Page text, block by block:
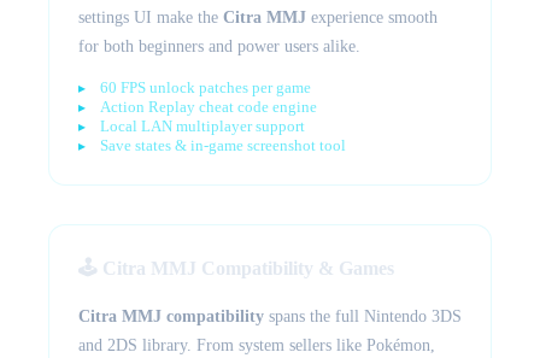
settings UI make the Citra MMJ experience smooth
for both beginners and power users alike.
60 FPS unlock patches per game
Action Replay cheat code engine
Local LAN multiplayer support
Save states & in-game screenshot tool
🕹️ Citra MMJ Compatibility & Games
Citra MMJ compatibility spans the full Nintendo 3DS
and 2DS library. From system sellers like Pokémon,